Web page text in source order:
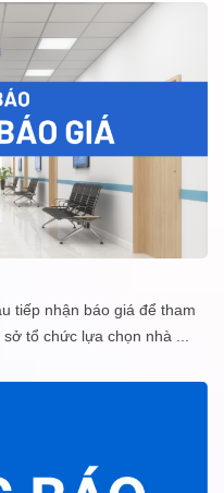
tiếp nhận báo giá để tham
tổ chức lựa chọn nhà